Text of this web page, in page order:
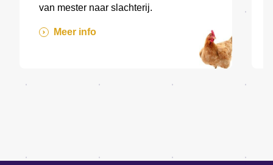
van mester naar slachterij.
Meer info